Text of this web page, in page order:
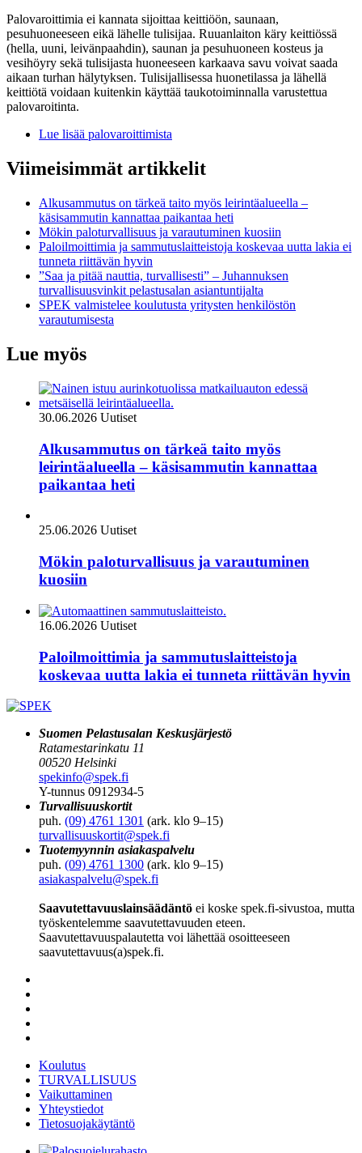
Palovaroittimia ei kannata sijoittaa keittiöön, saunaan,
pesuhuoneeseen eikä lähelle tulisijaa. Ruuanlaiton käry keittiössä
(hella, uuni, leivänpaahdin), saunan ja pesuhuoneen kosteus ja
vesihöyry sekä tulisijasta huoneeseen karkaava savu voivat saada
aikaan turhan hälytyksen. Tulisijallisessa huonetilassa ja lähellä
keittiötä voidaan kuitenkin käyttää taukotoiminnalla varustettua
palovaroitinta.
Lue lisää palovaroittimista
Viimeisimmät artikkelit
Alkusammutus on tärkeä taito myös leirintäalueella –
käsisammutin kannattaa paikantaa heti
Mökin paloturvallisuus ja varautuminen kuosiin
Paloilmoittimia ja sammutuslaitteistoja koskevaa uutta lakia ei
tunneta riittävän hyvin
”Saa ja pitää nauttia, turvallisesti” – Juhannuksen
turvallisuusvinkit pelastusalan asiantuntijalta
SPEK valmistelee koulutusta yritysten henkilöstön
varautumisesta
Lue myös
30.06.2026 Uutiset
Alkusammutus on tärkeä taito myös
leirintäalueella – käsisammutin kannattaa
paikantaa heti
25.06.2026 Uutiset
Mökin paloturvallisuus ja varautuminen
kuosiin
16.06.2026 Uutiset
Paloilmoittimia ja sammutuslaitteistoja
koskevaa uutta lakia ei tunneta riittävän hyvin
Suomen Pelastusalan Keskusjärjestö
Ratamestarinkatu 11
00520 Helsinki
spekinfo@spek.fi
Y-tunnus 0912934-5
Turvallisuuskortit
puh. (09) 4761 1301 (ark. klo 9–15)
turvallisuuskortit@spek.fi
Tuotemyynnin asiakaspalvelu
puh. (09) 4761 1300 (ark. klo 9–15)
asiakaspalvelu@spek.fi
Saavutettavuuslainsäädäntö ei koske spek.fi-sivustoa, mutta
työskentelemme saavutettavuuden eteen.
Saavutettavuuspalautetta voi lähettää osoitteeseen
saavutettavuus(a)spek.fi.
Koulutus
TURVALLISUUS
Vaikuttaminen
Yhteystiedot
Tietosuojakäytäntö